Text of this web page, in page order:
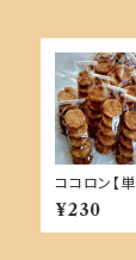
ココロン【
品】
¥230